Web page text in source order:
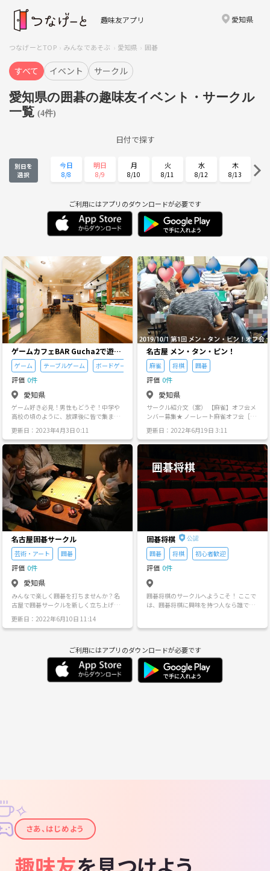
趣味友アプリ 愛知県
つなげーとTOP みんなであそぶ 愛知県 囲碁
すべて イベント サークル
愛知県の囲碁の趣味友イベント・サークル
一覧 (4件)
日付で探す
別日を
選択
今日
8/8
明日
8/9
月
8/10
火
8/11
水
8/12
木
8/13
8/14 8/15 8/16 8/17 8/18
木
8/20
金
8/21
日
8/23
月
8/24
8/26 8/27 8/28 8/29 8/30
火
9/1
水
9/2
木
9/3
金
9/4
土
9/5
日
9/6
ご利用にはアプリのダウンロードが必要です
ゲームカフェBAR Gucha2で遊ぶ
サークル♪
ゲーム テーブルゲーム ボードゲーム
評価 0件
愛知県
ゲーム好き必見！男性もどうぞ！中学や
高校の頃のように、放課後に皆で集まっ
a2】に皆で入り浸りましょう(*'ω'*) お酒
やジュースが飲み放題で、テレビゲー
ム、ボードゲーム、ダーツ、囲碁、麻
雀、などやり放題です！持ち込みも全然
OK！ 厨房やバーカウンターは好きに使っ
てオッケーなお店です！料理を皆で作っ
たりもしてます♪ みんなで遊んでわちゃ
わちゃして、子供みたいにはしゃいだ
り、時には家族以上に真剣に悩み相談に
のったりしてます。 みんなが本音で語っ
て、本気で遊べるコミュニティです♪ ☆
こんな方におススメ☆ ・家族に言えない
悩みがある方 ・肩書やレッテルに縛られ
たくない方 ・ゲームが好きな方 ・ゲーム
女子の友達が欲しい方 ・家族のような絆
の仲間が欲しい方 ・新しい友達が欲しい
方 ・引きこもりがちだけど人との繋がり
が欲しい方 ・毎日友達と遊べる場所を求
めている方 【サークル設立の想い】 家族
にも同僚にも友達にも言えないこと こん
な話ししたら心配かけちゃうかも… 引か
れちゃうかも… そんな話を気軽にできる
れて息苦しくなる 人たちを救えたらいい
なと思います。
更新日：2023年4月3日 0:11
名古屋 メン・タン・ピン！
麻雀 将棋 囲碁
評価 0件
愛知県
サークル紹介文（案） 【麻雀】オフ会メ
ンバー募集★ ノーレート麻雀オフ会［メ
打てる仲間を募集～♪ 2019/10/01から
第１回開催がスタート！ 点数が計算出来
方でも安心して参加できますよ～ 麻雀好
きなら誰でも気軽に参加出来ます。 ☆初
心者・女性 大歓迎☆ 2019年10月１日か
ら 【朝活名古屋】より、麻雀好き・覚え
たい人で 結成されたオフ会サークルで月
に3回ぐらい 平日に（稀に土日）にノー
レート麻雀 オフ会を開催してます。 只今
のメンバーは… 男性８名女性３名 参加し
ております。 大会や教室、リーグ戦・段
位戦や特殊ルールなど 企画が盛り沢山で
楽しく麻雀が打てます。 *+☆+*――*+☆+*――*+
☆+*――*+☆+* ★初心者の方や、初めて参加
する方でも安心 名古屋［メン・タン・ピ
ン！］には ほとんどの方が初めは１人で
参加しているので 初参加の緊張や不安を
参加者全員が理解しています。 なので初
めての方には皆優しく迎えいれて くれる
らない事は麻雀プロ級の方々が 丁寧に教
えてくれます。 *+☆+*――*+☆+*――*+☆+*――*+☆+
* 麻雀を楽しく打ちたい方、同じ趣味の
仲間が 欲しい方は是非ご参加ください！
さい。m(_ _)m
更新日：2022年6月19日 3:11
名古屋囲碁サークル
芸術・アート 囲碁
評価 0件
愛知県
みんなで楽しく囲碁を打ちませんか？名
古屋で囲碁サークルを新しく立ち上げま
募集中です！囲碁に興味があるんだけど
碁会所に1人で行くのはちょっと…など
分からない初心者の方でも大丈夫。気軽
に参加してみて下さいね。ルールからお
教えしますのでご安心を！ ちなみに管理
人は五段格で打っています。
更新日：2022年6月10日 11:14
囲碁将棋
囲碁 将棋 初心者歓迎
評価 0件
囲碁将棋のサークルへようこそ！ ここで
は、囲碁将棋に興味を持つ人なら誰で
場所です。普段、囲碁将棋に関する話題
る方、ぜひ一度のぞいてみませんか？👀
「初心者だけど、みんなどう取り組んで
いるのか知りたい！」という方や、熱心
に戦略を練るファン同士の話を楽しみた
ご利用にはアプリのダウンロードが必要です
✦
✧
さあ、はじめよう